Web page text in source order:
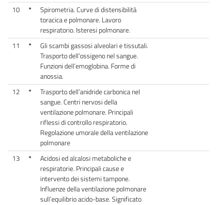
10
*
Spirometria. Curve di distensibilità
toracica e polmonare. Lavoro
respiratorio. Isteresi polmonare.
11
*
Gli scambi gassosi alveolari e tissutali.
Trasporto dell’ossigeno nel sangue.
Funzioni dell’emoglobina. Forme di
anossia.
12
*
Trasporto dell’anidride carbonica nel
sangue. Centri nervosi della
ventilazione polmonare. Principali
riflessi di controllo respiratorio.
Regolazione umorale della ventilazione
polmonare
13
*
Acidosi ed alcalosi metaboliche e
respiratorie. Principali cause e
intervento dei sistemi tampone.
Influenze della ventilazione polmonare
sull’equilibrio acido-base. Significato